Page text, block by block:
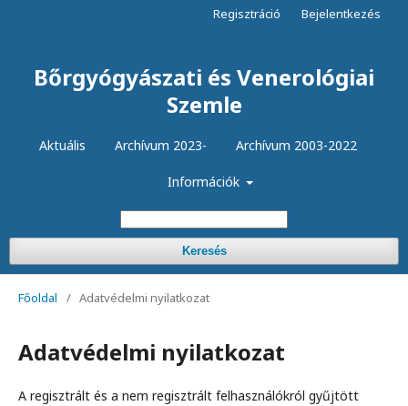
Bőrgyógyászati és Venerológiai
Szemle
Aktuális Archívum 2023- Archívum 2003-2022
Információk
Keresés
Regisztráció Bejelentkezés
Főoldal / Adatvédelmi nyilatkozat
Adatvédelmi nyilatkozat
A regisztrált és a nem regisztrált felhasználókról gyűjtött